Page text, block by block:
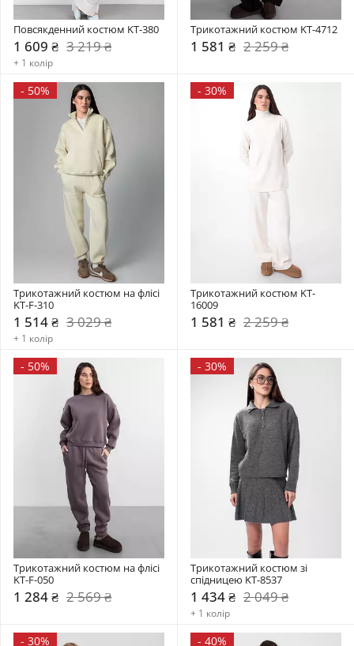
Повсякденний костюм KT-380
1 609 ₴ 3 219 ₴
+ 1 колір
Трикотажний костюм KT-4712
1 581 ₴ 2 259 ₴
- 50%
Трикотажний костюм на флісі
KT-F-310
1 514 ₴ 3 029 ₴
+ 1 колір
- 30%
Трикотажний костюм KT-
16009
1 581 ₴ 2 259 ₴
- 50%
Трикотажний костюм на флісі
KT-F-050
1 284 ₴ 2 569 ₴
- 30%
Трикотажний костюм зі
спідницею KT-8537
1 434 ₴ 2 049 ₴
+ 1 колір
- 30% - 40%